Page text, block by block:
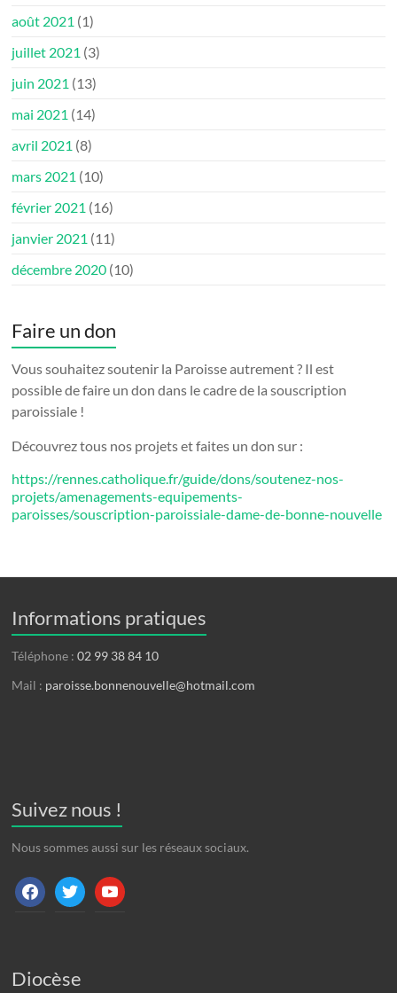
août 2021 (1)
juillet 2021 (3)
juin 2021 (13)
mai 2021 (14)
avril 2021 (8)
mars 2021 (10)
février 2021 (16)
janvier 2021 (11)
décembre 2020 (10)
Faire un don
Vous souhaitez soutenir la Paroisse autrement ? Il est
possible de faire un don dans le cadre de la souscription
paroissiale !
Découvrez tous nos projets et faites un don sur :
https://rennes.catholique.fr/guide/dons/soutenez-nos-
projets/amenagements-equipements-
paroisses/souscription-paroissiale-dame-de-bonne-nouvelle
Informations pratiques
Téléphone :02 99 38 84 10
Mail : paroisse.bonnenouvelle@hotmail.com
Suivez nous !
Nous sommes aussi sur les réseaux sociaux.
facebooktwitter youtube
Diocèse